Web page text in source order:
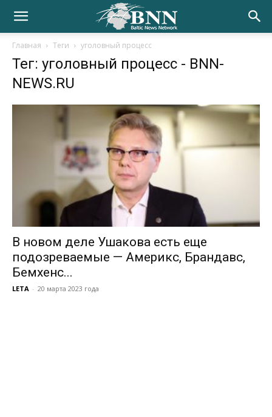
Главная Теги уголовный процесс
Тег: уголовный процесс - BNN-
NEWS.RU
В новом деле Ушакова есть еще
подозреваемые — Америкс, Брандавс,
Бемхенс...
LETA - 20 марта 2023 года